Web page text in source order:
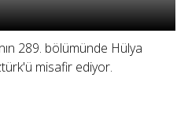
289. bölümünde Hülya
misafir ediyor.